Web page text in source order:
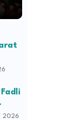
2026